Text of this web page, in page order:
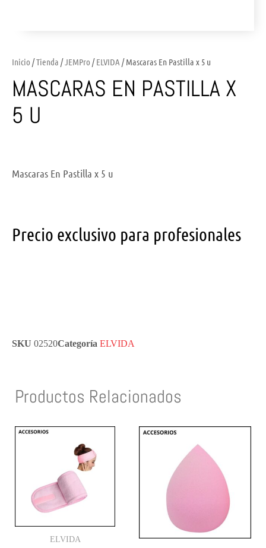
Inicio /Tienda /JEMPro /ELVIDA / Mascaras En Pastilla x 5 u
MASCARAS EN PASTILLA X
5 U
Mascaras En Pastilla x 5 u
Precio exclusivo para profesionales
SKU 02520Categoría ELVIDA
Productos Relacionados
ELVIDA